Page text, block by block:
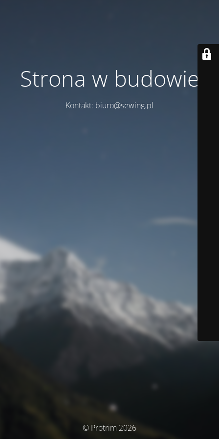
Strona w budowie
Kontakt: biuro@sewing.pl
© Protrim 2026